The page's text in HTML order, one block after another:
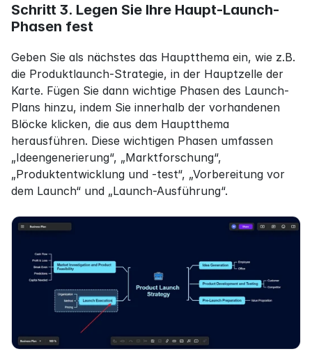
Schritt 3. Legen Sie Ihre Haupt-Launch-
Phasen fest
Geben Sie als nächstes das Hauptthema ein, wie z.B.
die Produktlaunch-Strategie, in der Hauptzelle der
Karte. Fügen Sie dann wichtige Phasen des Launch-
Plans hinzu, indem Sie innerhalb der vorhandenen
Blöcke klicken, die aus dem Hauptthema
herausführen. Diese wichtigen Phasen umfassen
„Ideengenerierung“, „Marktforschung“,
„Produktentwicklung und -test“, „Vorbereitung vor
dem Launch“ und „Launch-Ausführung“.